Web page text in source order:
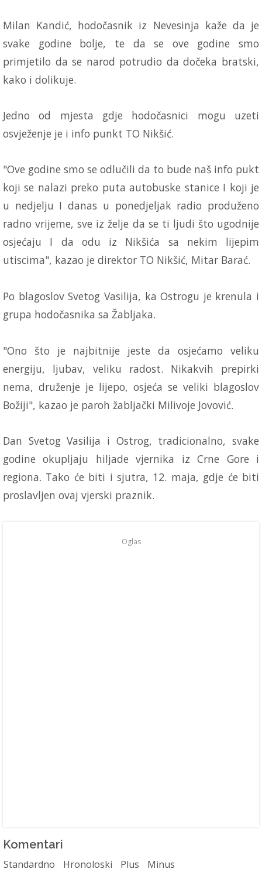
Milan Kandić, hodočasnik iz Nevesinja kaže da je
svake godine bolje, te da se ove godine smo
primjetilo da se narod potrudio da dočeka bratski,
kako i dolikuje.
Jedno od mjesta gdje hodočasnici mogu uzeti
osvježenje je i info punkt TO Nikšić.
"Ove godine smo se odlučili da to bude naš info pukt
koji se nalazi preko puta autobuske stanice I koji je
u nedjelju I danas u ponedjeljak radio produženo
radno vrijeme, sve iz želje da se ti ljudi što ugodnije
osjećaju I da odu iz Nikšića sa nekim lijepim
utiscima", kazao je direktor TO Nikšić, Mitar Barać.
Po blagoslov Svetog Vasilija, ka Ostrogu je krenula i
grupa hodočasnika sa Žabljaka.
"Ono što je najbitnije jeste da osjećamo veliku
energiju, ljubav, veliku radost. Nikakvih prepirki
nema, druženje je lijepo, osjeća se veliki blagoslov
Božiji", kazao je paroh žabljački Milivoje Jovović.
Dan Svetog Vasilija i Ostrog, tradicionalno, svake
godine okupljaju hiljade vjernika iz Crne Gore i
regiona. Tako će biti i sjutra, 12. maja, gdje će biti
proslavljen ovaj vjerski praznik.
Oglas
Komentari
Standardno Hronoloski Plus Minus